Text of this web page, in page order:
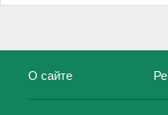
О сайте